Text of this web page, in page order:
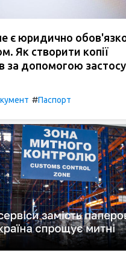
є юридично
Як створити копії
за допомогою
#Паспорт